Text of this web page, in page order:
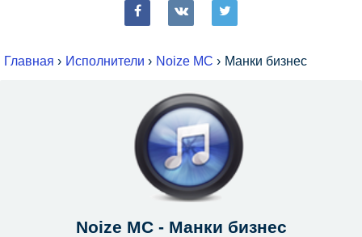
fb vk tw
Главная › Исполнители › Noize MC › Манки бизнес
Noize MC- Манки бизнес